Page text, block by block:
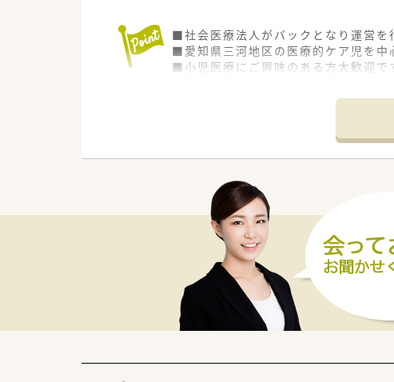
■社会医療法人がバックとなり運営を
■愛知県三河地区の医療的ケア児を中
■小児医療にご興味のある方大歓迎で